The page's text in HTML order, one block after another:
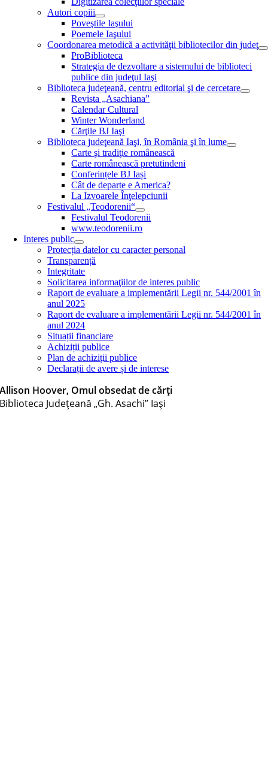
Autori copiii
Poveştile Iaşului
Poemele Iaşului
Coordonarea metodică a activităţii bibliotecilor din judeţ
ProBiblioteca
Strategia de dezvoltare a sistemului de biblioteci
publice din judeţul Iaşi
Biblioteca judeţeană, centru editorial şi de cercetare
Revista „Asachiana”
Calendar Cultural
Winter Wonderland
Cărţile BJ Iaşi
Biblioteca judeţeană Iaşi, în România şi în lume
Carte şi tradiţie românească
Carte românească pretutindeni
Conferințele BJ Iași
Cât de departe e America?
La Izvoarele Înţelepciunii
Festivalul „Teodorenii“
Festivalul Teodorenii
www.teodorenii.ro
Interes public
Protecția datelor cu caracter personal
Transparență
Integritate
Solicitarea informaţiilor de interes public
Raport de evaluare a implementării Legii nr. 544/2001 în
anul 2025
Raport de evaluare a implementării Legii nr. 544/2001 în
anul 2024
Situații financiare
Achiziții publice
Plan de achiziţii publice
Declarații de avere și de interese
Allison Hoover, Omul obsedat de cărți
Biblioteca Judeţeană „Gh. Asachi” Iaşi